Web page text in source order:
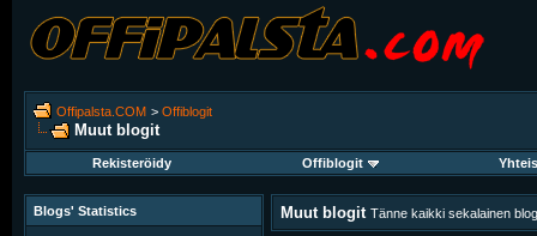
Offipalsta.COM > Offiblogit
Muut blogit
Rekisteröidy Offiblogit
Muut blogit Tänne kaikki sekalainen
Blogs' Statistics